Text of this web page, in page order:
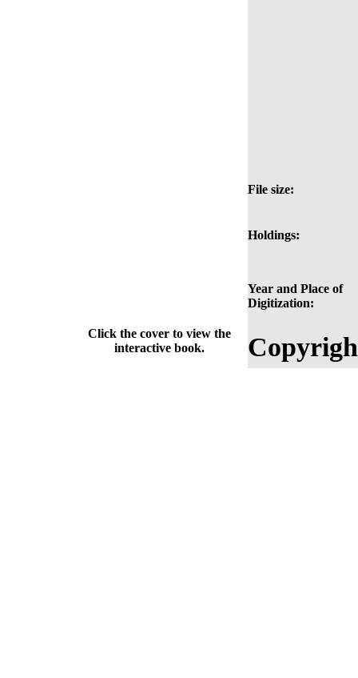
File size:
Holdings:
Year and Place of
Digitization:
Click the cover to view the
interactive book.